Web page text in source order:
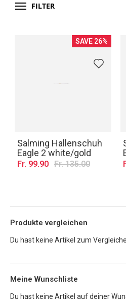
FILTER
SAVE 26%
Salming Hallenschuh
Eagle 2 white/gold
Fr. 99.90 Fr. 135.00
Produkte vergleichen
Du hast keine Artikel zum
Meine Wunschliste
Du hast keine Artikel auf deiner